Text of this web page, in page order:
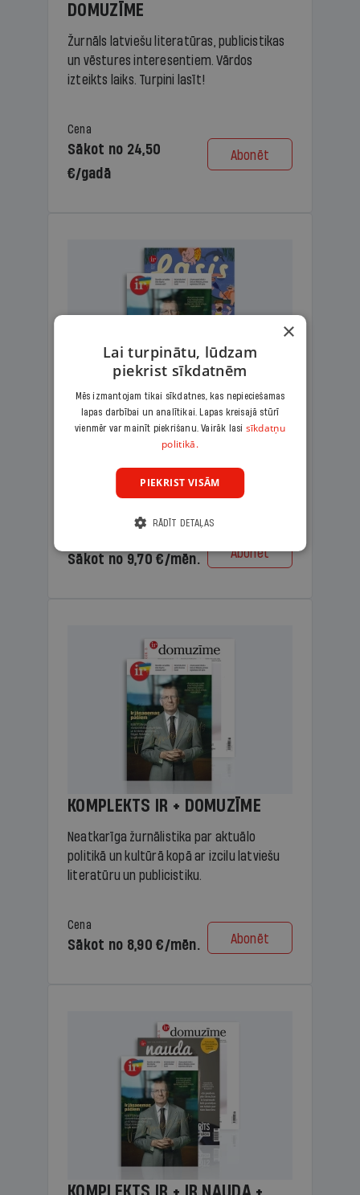
DOMUZĪME
Žurnāls latviešu literatūras, publicistikas
un vēstures interesentiem. Vārdos
izteikts laiks. Turpini lasīt!
Cena
Sākot no 24,50
€/gadā
Abonēt
KOMPLEKTS IR + LASIS
Ģimenes komplekts – aizraujošs
lasāmžurnāls bērniem un analītiska
lasāmviela vecākiem.
Sākot no 9,70 €/mēn. Abonēt
KOMPLEKTS IR + DOMUZĪME
Neatkarīga žurnālistika par aktuālo
politikā un kultūrā kopā ar izcilu latviešu
literatūru un publicistiku.
Cena
Sākot no 8,90 €/mēn. Abonēt
×
Lai turpinātu, lūdzam
piekrist sīkdatnēm
Mēs izmantojam tikai sīkdatnes, kas nepieciešamas
lapas darbībai un analītikai. Lapas kreisajā stūrī
vienmēr var mainīt piekrišanu. Vairāk lasi sīkdatņu
politikā.
PIEKRIST VISĀM
RĀDĪT DETAĻAS